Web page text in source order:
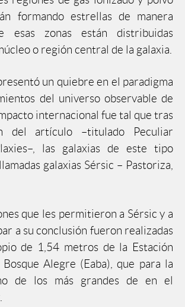
formando estrellas de manera
esas zonas están distribuidas
o región central de la galaxia.
un quiebre en el paradigma
del universo observable de
internacional fue tal que tras
del artículo –titulado Peculiar
las galaxias de este tipo
galaxias Sérsic – Pastoriza,
que les permitieron a Sérsic y a
a su conclusión fueron realizadas
de 1,54 metros de la Estación
Alegre (Eaba), que para la
de los más grandes de en el